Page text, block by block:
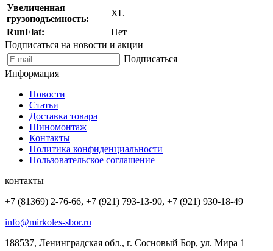
Увеличенная
грузоподъемность:
XL
RunFlat:
Нет
Подписаться на новости и акции
Подписаться
Информация
Новости
Статьи
Доставка товара
Шиномонтаж
Контакты
Политика конфиденциальности
Пользовательское соглашение
контакты
+7 (81369) 2-76-66, +7 (921) 793-13-90, +7 (921) 930-18-49
info@mirkoles-sbor.ru
188537, Ленинградская обл., г. Сосновый Бор, ул. Мира 1